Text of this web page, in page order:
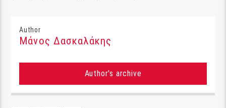
Author
Μάνος Δασκαλάκης
Author's archive